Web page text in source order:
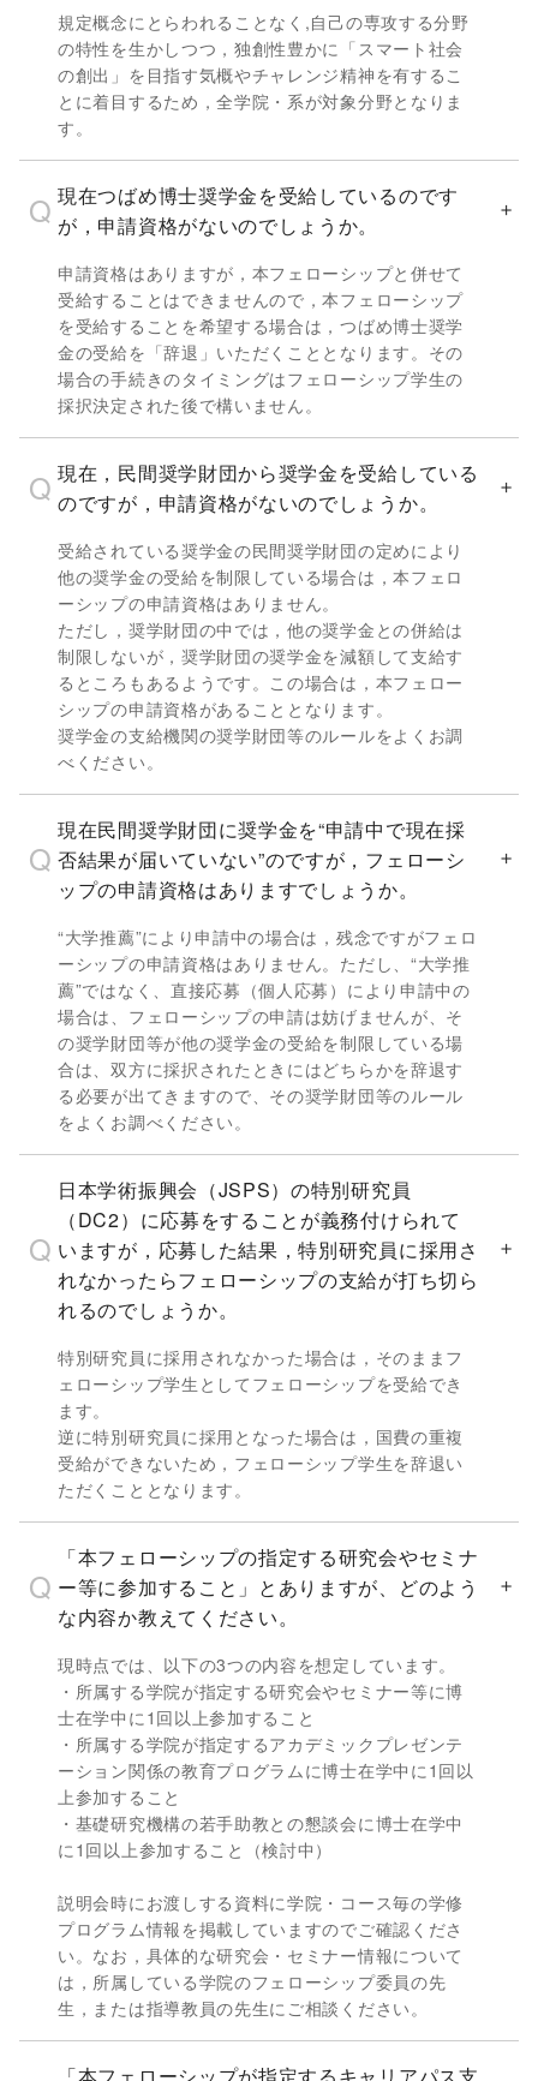
規定概念にとらわれることなく,自己の専攻する分野
の特性を生かしつつ，独創性豊かに「スマート社会
の創出」を目指す気概やチャレンジ精神を有するこ
とに着目するため，全学院・系が対象分野となりま
す。
現在つばめ博士奨学金を受給しているのです
が，申請資格がないのでしょうか。
申請資格はありますが，本フェローシップと併せて
受給することはできませんので，本フェローシップ
を受給することを希望する場合は，つばめ博士奨学
金の受給を「辞退」いただくこととなります。その
場合の手続きのタイミングはフェローシップ学生の
採択決定された後で構いません。
現在，民間奨学財団から奨学金を受給している
のですが，申請資格がないのでしょうか。
受給されている奨学金の民間奨学財団の定めにより
他の奨学金の受給を制限している場合は，本フェロ
ーシップの申請資格はありません。
ただし，奨学財団の中では，他の奨学金との併給は
制限しないが，奨学財団の奨学金を減額して支給す
るところもあるようです。この場合は，本フェロー
シップの申請資格があることとなります。
奨学金の支給機関の奨学財団等のルールをよくお調
べください。
現在民間奨学財団に奨学金を“申請中で現在採
否結果が届いていない”のですが，フェローシ
ップの申請資格はありますでしょうか。
“大学推薦”により申請中の場合は，残念ですがフェロ
ーシップの申請資格はありません。ただし、“大学推
薦”ではなく、直接応募（個人応募）により申請中の
場合は、フェローシップの申請は妨げませんが、そ
の奨学財団等が他の奨学金の受給を制限している場
合は、双方に採択されたときにはどちらかを辞退す
る必要が出てきますので、その奨学財団等のルール
をよくお調べください。
日本学術振興会（JSPS）の特別研究員
（DC2）に応募をすることが義務付けられて
いますが，応募した結果，特別研究員に採用さ
れなかったらフェローシップの支給が打ち切ら
れるのでしょうか。
特別研究員に採用されなかった場合は，そのままフ
ェローシップ学生としてフェローシップを受給でき
ます。
逆に特別研究員に採用となった場合は，国費の重複
受給ができないため，フェローシップ学生を辞退い
ただくこととなります。
「本フェローシップの指定する研究会やセミナ
ー等に参加すること」とありますが、どのよう
な内容か教えてください。
現時点では、以下の3つの内容を想定しています。
・所属する学院が指定する研究会やセミナー等に博
士在学中に1回以上参加すること
・所属する学院が指定するアカデミックプレゼンテ
ーション関係の教育プログラムに博士在学中に1回以
上参加すること
・基礎研究機構の若手助教との懇談会に博士在学中
に1回以上参加すること（検討中）
説明会時にお渡しする資料に学院・コース毎の学修
プログラム情報を掲載していますのでご確認くださ
い。なお，具体的な研究会・セミナー情報について
は，所属している学院のフェローシップ委員の先
生，または指導教員の先生にご相談ください。